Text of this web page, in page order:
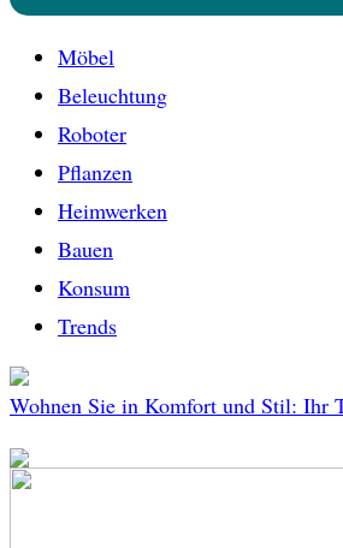
Möbel
Beleuchtung
Roboter
Pflanzen
Heimwerken
Bauen
Konsum
Trends
Wohnen Sie in Komfort und Stil: Ihr